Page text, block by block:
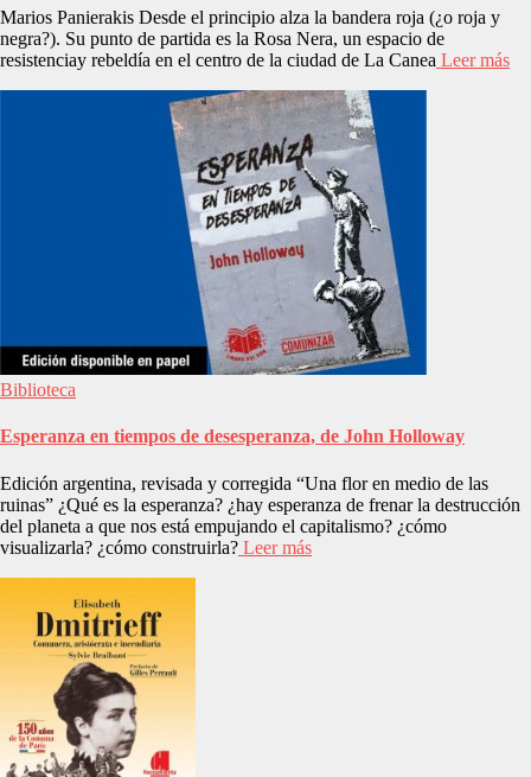
Marios Panierakis Desde el principio alza la bandera roja (¿o roja y
negra?). Su punto de partida es la Rosa Nera, un espacio de
resistenciay rebeldía en el centro de la ciudad de La Canea Leer más
Biblioteca
Esperanza en tiempos de desesperanza, de John Holloway
Edición argentina, revisada y corregida “Una flor en medio de las
ruinas” ¿Qué es la esperanza? ¿hay esperanza de frenar la destrucción
del planeta a que nos está empujando el capitalismo? ¿cómo
visualizarla? ¿cómo construirla? Leer más